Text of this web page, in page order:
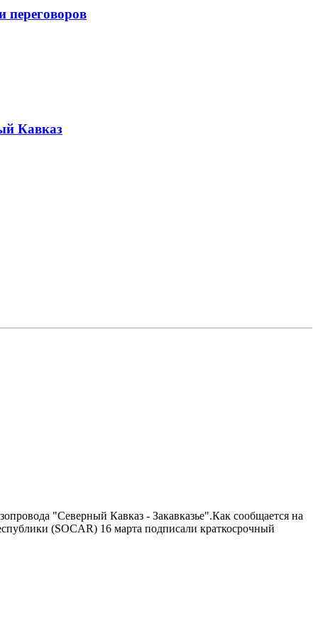
переговоров
Кавказ
"Северный Кавказ - Закавказье".Как сообщается на
(SOCAR) 16 марта подписали краткосрочный